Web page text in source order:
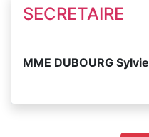
SECRETAIRE
MME DUBOURG Sylvie